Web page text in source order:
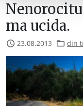
ma ucida.
23.08.2013 din